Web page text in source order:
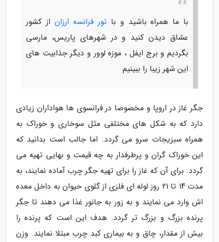
با ما همراه باشید و با تور فرانسه ارزان از کشور
عشاق دیدن کنید و در شهرهای پاریس، مارسی
بگردیم و برج ایفل ، موزه لوور و دیگر جذابیت های
این شهر زیبا را ببینیم
جگر غاز در اروپا و مخصوصا در فرانسوی ها هواداران زیادی
دارد که به شکل های مختلفی مثل سوخاری و خوراک به
همراه سبزیجات سرو می گردد. اما جالب است بدانید که
این خوراک گران و پرطرفدار به چه قیمت و بهایی تهیه می
گردد. برای آن که غاز را برای تهیه جگر چرب آماده نمایند، به
مدت 14 تا 21 روز لوله ای فلزی از گلوی حیوان به داخل معده
اش وارد می نمایند و به زور به جانور غذا می دهند تا جگر
پرنده بزرگ و بزرگ تر گردد. هدف این است که پرنده را
بیش از مقدار، چاق و به بیماری کبد چرب مبتلا نمایند. وزن